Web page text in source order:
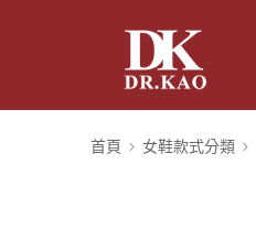
首頁 女鞋款式分類